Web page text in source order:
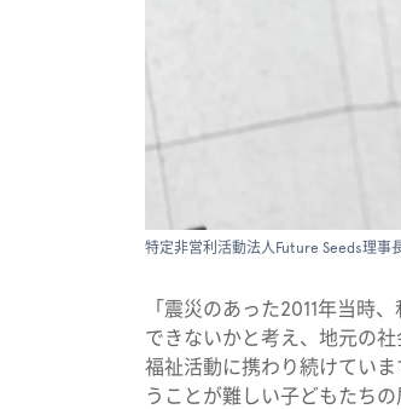
特定非営利活動法人Future Seeds理事
「震災のあった2011年当時
できないかと考え、地元の
福祉活動に携わり続けてい
うことが難しい子どもたち